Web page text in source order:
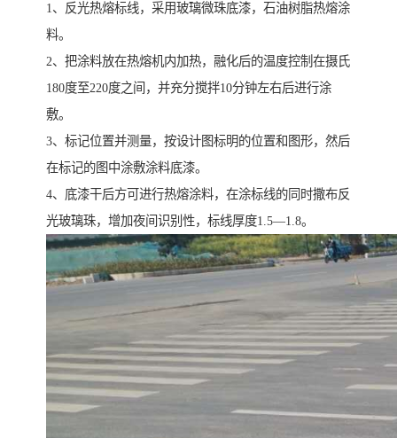
1、反光热熔标线，采用玻璃微珠底漆，石油树脂热熔涂
料。
2、把涂料放在热熔机内加热，融化后的温度控制在摄氏
180度至220度之间，并充分搅拌10分钟左右后进行涂
敷。
3、标记位置并测量，按设计图标明的位置和图形，然后
在标记的图中涂敷涂料底漆。
4、底漆干后方可进行热熔涂料，在涂标线的同时撒布反
光玻璃珠，增加夜间识别性，标线厚度1.5—1.8。